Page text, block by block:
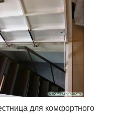
для комфортного